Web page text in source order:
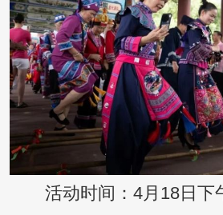
活动时间：4月18日下